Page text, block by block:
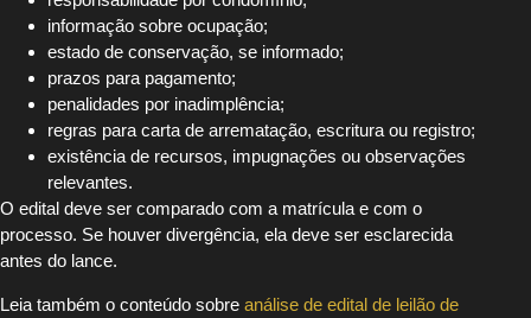
informação sobre ocupação;
estado de conservação, se informado;
prazos para pagamento;
penalidades por inadimplência;
regras para carta de arrematação, escritura ou registro;
existência de recursos, impugnações ou observações
relevantes.
O edital deve ser comparado com a matrícula e com o
processo. Se houver divergência, ela deve ser esclarecida
antes do lance.
Leia também o conteúdo sobre análise de edital de leilão de